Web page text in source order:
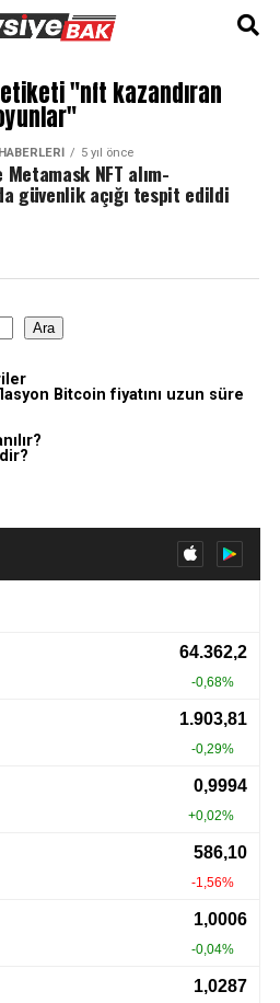
"nft kazandıran
5 yıl önce
Metamask NFT alım-
güvenlik açığı tespit edildi
Ara
Bitcoin fiyatını uzun süre